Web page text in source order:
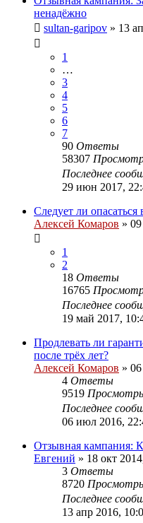
ненадёжно
sultan-garipov » 13
1
…
3
4
5
6
7
90 Ответы
58307
Последнее
29 июн 2017,
Следует ли опасаться
Алексей Комаров »
1
2
18 Ответы
16765
Последнее
19 май 2017,
Продлевать ли
после трёх лет?
Алексей Комаров »
4 Ответы
9519
Последнее
06 июл 2016,
Отзывная кампания:
Евгений » 18 окт
3 Ответы
8720
Последнее
13 апр 2016,